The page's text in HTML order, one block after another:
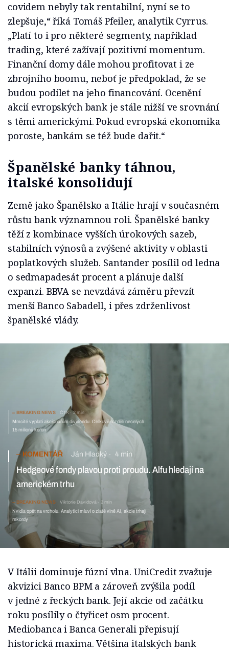
covidem nebyly tak rentabilní, nyní se to
zlepšuje,“ říká Tomáš Pfeiler, analytik Cyrrus.
„Platí to i pro některé segmenty, například
trading, které zažívají pozitivní momentum.
Finanční domy dále mohou profitovat i ze
zbrojního boomu, neboť je předpoklad, že se
budou podílet na jeho financování. Ocenění
akcií evropských bank je stále nižší ve srovnání
s těmi americkými. Pokud evropská ekonomika
poroste, bankám se též bude dařit.“
Španělské banky táhnou,
italské konsolidují
Země jako Španělsko a Itálie hrají v současném
růstu bank významnou roli. Španělské banky
těží z kombinace vyšších úrokových sazeb,
stabilních výnosů a zvýšené aktivity v oblasti
poplatkových služeb. Santander posílil od ledna
o sedmapadesát procent a plánuje další
expanzi. BBVA se nevzdává záměru převzít
menší Banco Sabadell, i přes zdrženlivost
španělské vlády.
BREAKING NEWS ČTK 2 min
Mmcité vyplatí akcionářům dividendu. Celkově rozdělí necelých
15 milionů korun
KOMENTÁŘ Ján Hladký 4 min
Hedgeové fondy plavou proti proudu. Alfu hledají na
americkém trhu
BREAKING NEWS Viktorie Davidová 2 min
Nvidia opět na vrcholu. Analytici mluví o zlaté vlně AI, akcie trhají
rekordy
V Itálii dominuje fúzní vlna. UniCredit zvažuje
akvizici Banco BPM a zároveň zvýšila podíl
v jedné z řeckých bank. Její akcie od začátku
roku posílily o čtyřicet osm procent.
Mediobanca i Banca Generali přepisují
historická maxima. Většina italských bank